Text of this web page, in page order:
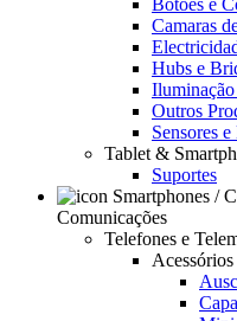
Botões e
Camaras
Hubs e
Outros
Sensores
Tablet &
Suportes
Comunicações
Telefones e
Acessórios